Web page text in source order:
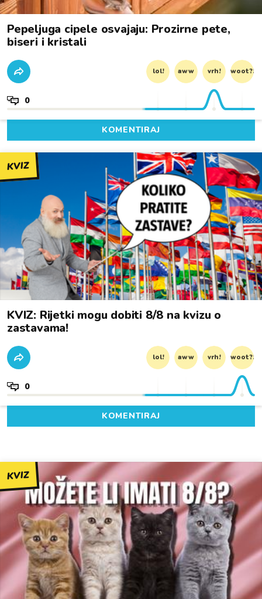
Pepeljuga cipele osvajaju: Prozirne pete,
biseri i kristali
lol! aww vrh! woot?!
0
KOMENTIRAJ
KVIZ
KVIZ: Rijetki mogu dobiti 8/8 na kvizu o
zastavama!
lol! aww vrh! woot?!
0
KOMENTIRAJ
KVIZ